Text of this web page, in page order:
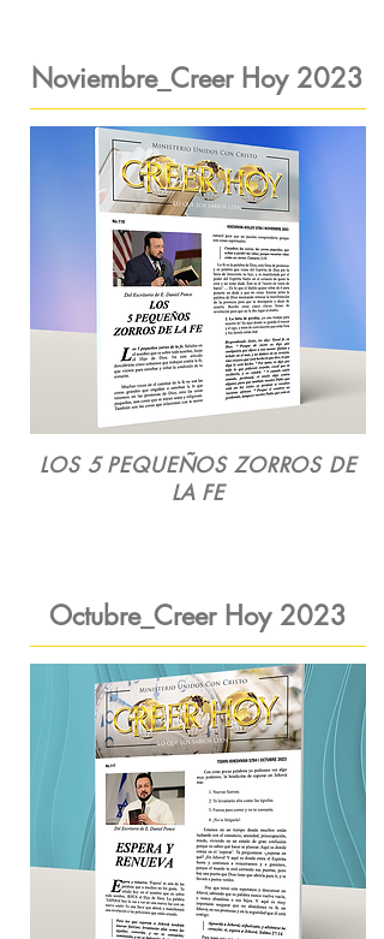
Noviembre_Creer Hoy 2023
LOS 5 PEQUEÑOS ZORROS DE
LA FE
Octubre_Creer Hoy 2023